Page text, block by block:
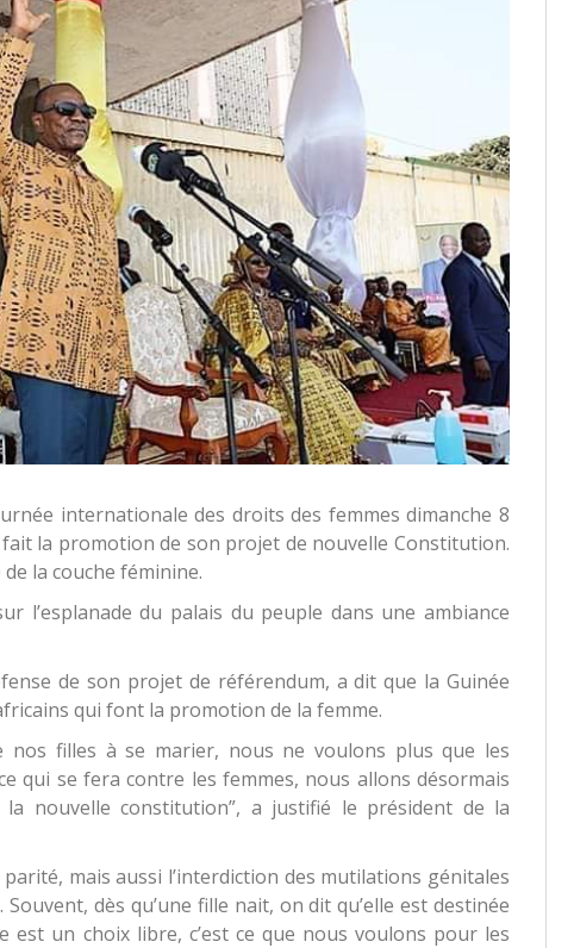
internationale des droits des femmes dimanche 8
la promotion de son projet de nouvelle Constitution.
la couche féminine.
l’esplanade du palais du peuple dans une ambiance
de son projet de référendum, a dit que la Guinée
qui font la promotion de la femme.
nos filles à se marier, nous ne voulons plus que les
qui se fera contre les femmes, nous allons désormais
la nouvelle constitution”, a justifié le président de la
mais aussi l’interdiction des mutilations génitales
dès qu’une fille nait, on dit qu’elle est destinée
est un choix libre, c’est ce que nous voulons pour les